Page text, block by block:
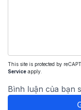
This site is protected by
Service apply.
Bình luận của bạn